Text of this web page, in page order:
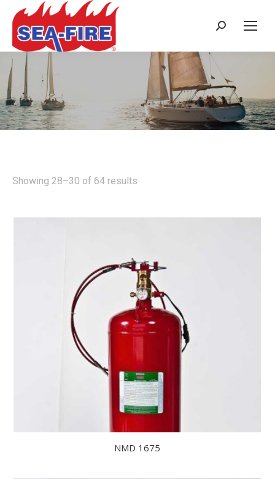
Search:
NMD SERIES - MANUAL ONLY -
3.5M³ TO 51M³
Showing 28–30 of 64 results
NMD 1675